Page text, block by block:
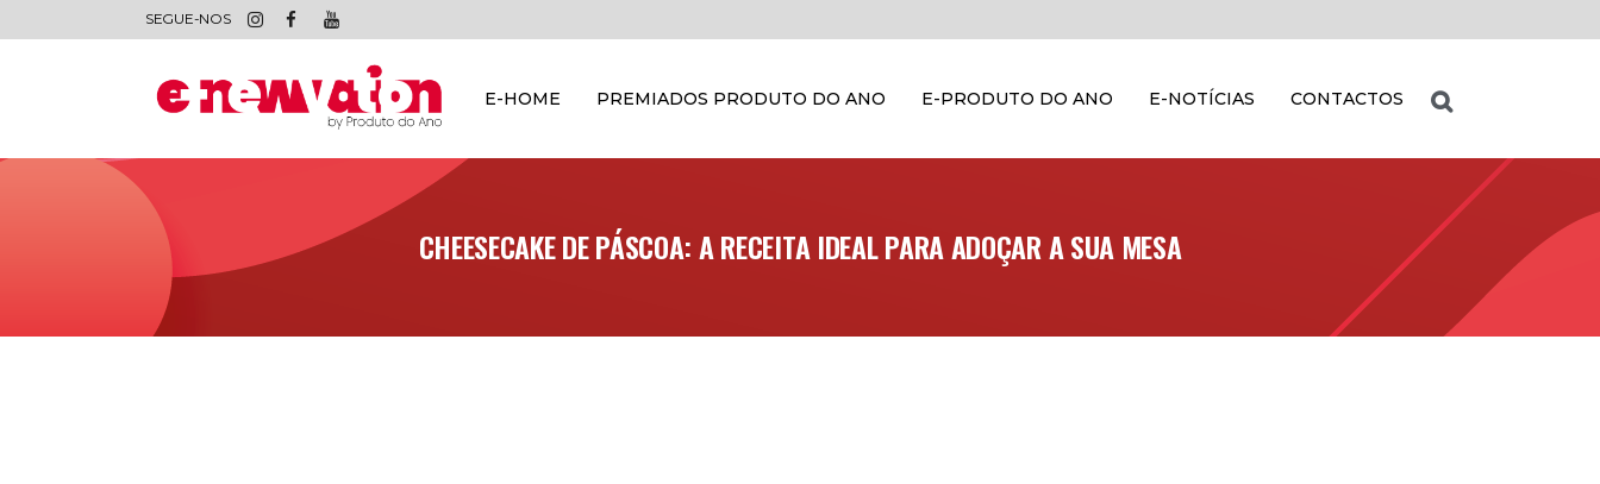
SEGUE-NOS
E-HOME PREMIADOS PRODUTO DO ANO E-PRODUTO DO ANO E-NOTÍCIAS CONTACTOS
CHEESECAKE DE PÁSCOA: A RECEITA IDEAL PARA ADOÇAR A SUA MESA